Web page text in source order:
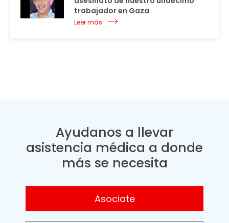
trabajador en Gaza
Leer más
Ayudanos a llevar
asistencia médica a donde
más se necesita
Asociate